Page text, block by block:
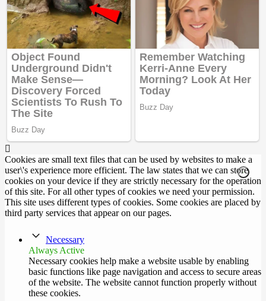
Cookies are small text files that can be used by websites to make a
user\'s experience more efficient. The law states that we can store
cookies on your device if they are strictly necessary for the operation
of this site. For all other types of cookies we need your permission.
This site uses different types of cookies. Some cookies are placed by
third party services that appear on our pages.
Necessary
Always Active
Necessary cookies help make a website usable by enabling
basic functions like page navigation and access to secure areas
of the website. The website cannot function properly without
these cookies.